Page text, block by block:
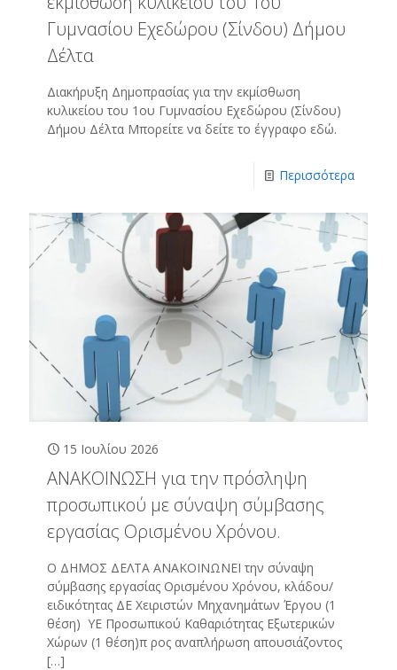
Γυμνασίου Εχεδώρου (Σίνδου) Δήμου
Δέλτα
Διακήρυξη Δημοπρασίας για την εκμίσθωση
κυλικείου του 1ου Γυμνασίου Εχεδώρου (Σίνδου)
Δήμου Δέλτα Μπορείτε να δείτε το έγγραφο εδώ.
Περισσότερα
15 Ιουλίου 2026
ΑΝΑΚΟΙΝΩΣΗ για την πρόσληψη
προσωπικού με σύναψη σύμβασης
εργασίας Ορισμένου Χρόνου.
Ο ΔΗΜΟΣ ΔΕΛΤΑ ΑΝΑΚΟΙΝΩΝΕΙ την σύναψη
σύμβασης εργασίας Ορισμένου Χρόνου, κλάδου/
ειδικότητας ΔΕ Χειριστών Μηχανημάτων Έργου (1
θέση) ΥΕ Προσωπικού Καθαριότητας Εξωτερικών
Χώρων (1 θέση)π ρος αναπλήρωση απουσιάζοντος
[…]